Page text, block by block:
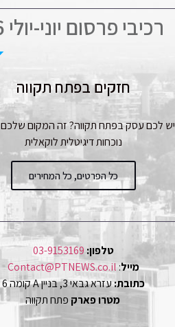
רכיבי פרסום יוני-יולי 26
חזקים בפתח תקווה
יש לכם עסק בפתח תקווה? זה המקום
נוכחות דיגיטלית לוקאלית
כל הפרטים, כל המחירים
טלפון: 03-9153169
מייל:
Contact@PTNEWS.co.il
כתובת:עזרא גבאי 3, בניין A קומה 6
מטרו פארק פתח תקווה